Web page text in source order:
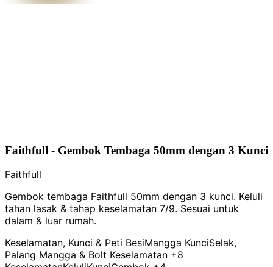
Faithfull - Gembok Tembaga 50mm dengan 3 Kunci
Faithfull
Gembok tembaga Faithfull 50mm dengan 3 kunci. Keluli
tahan lasak & tahap keselamatan 7/9. Sesuai untuk
dalam & luar rumah.
Keselamatan, Kunci & Peti BesiMangga KunciSelak,
Palang Mangga & Bolt Keselamatan +8